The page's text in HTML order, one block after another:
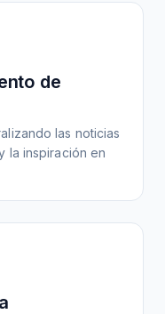
de
las noticias
la inspiración en